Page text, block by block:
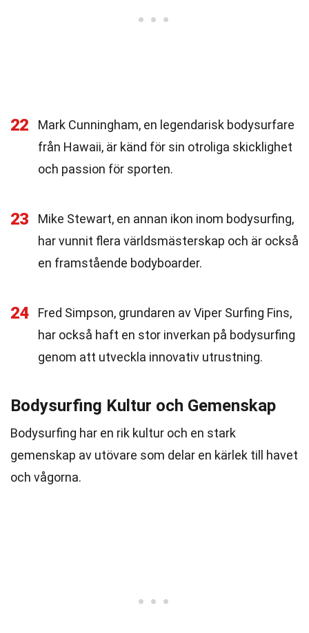
22
Mark Cunningham, en legendarisk bodysurfare
från Hawaii, är känd för sin otroliga skicklighet
och passion för sporten.
23
Mike Stewart, en annan ikon inom bodysurfing,
har vunnit flera världsmästerskap och är också
en framstående bodyboarder.
24
Fred Simpson, grundaren av Viper Surfing Fins,
har också haft en stor inverkan på bodysurfing
genom att utveckla innovativ utrustning.
Bodysurfing Kultur och Gemenskap
Bodysurfing har en rik kultur och en stark
gemenskap av utövare som delar en kärlek till havet
och vågorna.